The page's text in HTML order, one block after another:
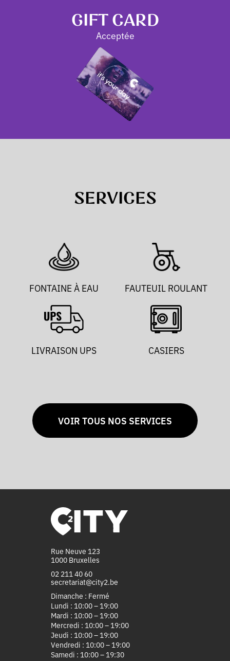
GIFT CARD
Acceptée
SERVICES
FONTAINE À EAU FAUTEUIL ROULANT
LIVRAISON UPS CASIERS
VOIR TOUS NOS SERVICES
Rue Neuve 123
1000 Bruxelles
02 211 40 60
secretariat@city2.be
Dimanche : Fermé
Lundi : 10:00 – 19:00
Mardi : 10:00 – 19:00
Mercredi : 10:00 – 19:00
Jeudi : 10:00 – 19:00
Vendredi : 10:00 – 19:00
Samedi : 10:00 – 19:30